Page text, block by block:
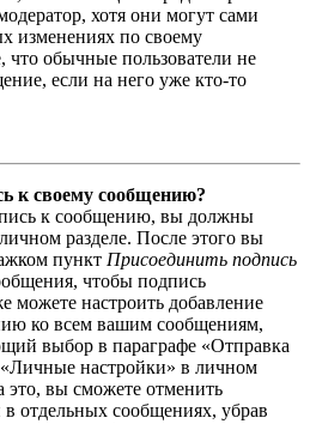
хотя они могут сами
изменениях по своему
обычные пользователи не
если на него уже кто-то
к своему сообщению?
к сообщению, вы должны
личном разделе. После этого вы
пункт Присоединить подпись
чтобы подпись
можете настроить добавление
ко всем вашим сообщениям,
выбор в параграфе «Отправка
настройки» в личном
это, вы сможете отменить
отдельных сообщениях, убрав